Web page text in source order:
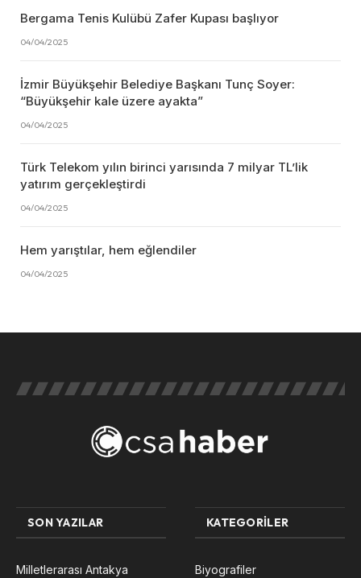
Bergama Tenis Kulübü Zafer Kupası başlıyor
04/04/2025
İzmir Büyükşehir Belediye Başkanı Tunç Soyer:
“Büyükşehir kale üzere ayakta”
04/04/2025
Türk Telekom yılın birinci yarısında 7 milyar TL’lik
yatırım gerçekleştirdi
04/04/2025
Hem yarıştılar, hem eğlendiler
04/04/2025
SON YAZILAR
Milletlerarası Antakya
KATEGORILER
Biyografiler